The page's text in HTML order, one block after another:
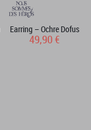
Earring – Ochre Dofus
49,90 €